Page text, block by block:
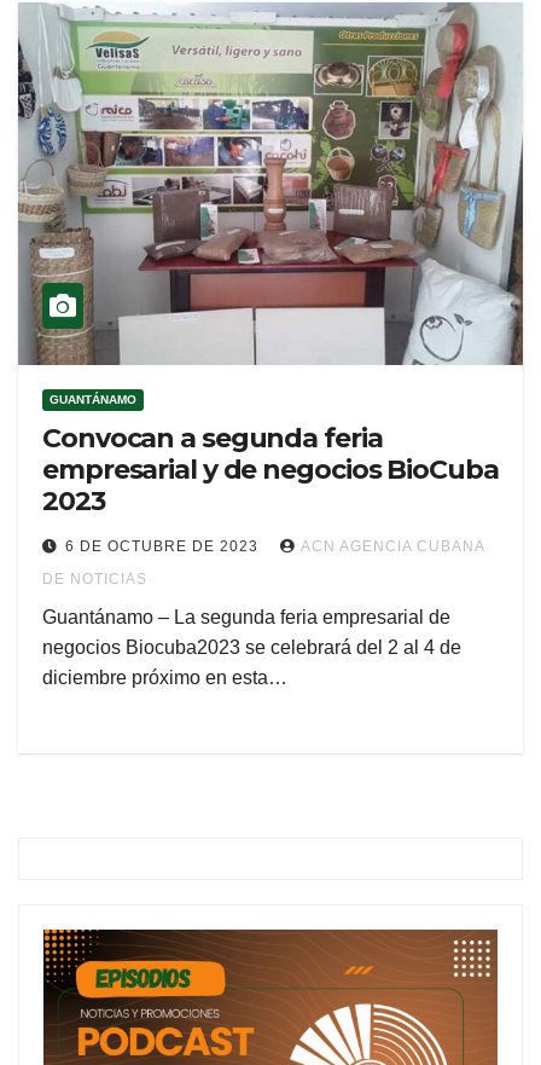
GUANTÁNAMO
Convocan a segunda feria
empresarial y de negocios BioCuba
2023
6 DE OCTUBRE DE 2023
ACN AGENCIA CUBANA
DE NOTICIAS
Guantánamo – La segunda feria empresarial de
negocios Biocuba2023 se celebrará del 2 al 4 de
diciembre próximo en esta…